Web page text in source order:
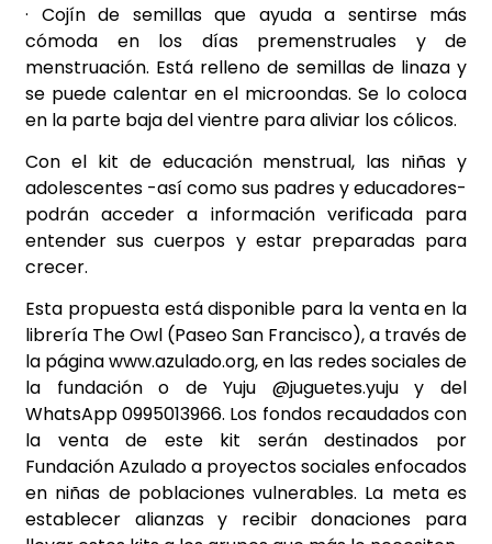
· Cojín de semillas que ayuda a sentirse más
cómoda en los días premenstruales y de
menstruación. Está relleno de semillas de linaza y
se puede calentar en el microondas. Se lo coloca
en la parte baja del vientre para aliviar los cólicos.
Con el kit de educación menstrual, las niñas y
adolescentes -así como sus padres y educadores-
podrán acceder a información verificada para
entender sus cuerpos y estar preparadas para
crecer.
Esta propuesta está disponible para la venta en la
librería The Owl (Paseo San Francisco), a través de
la página www.azulado.org, en las redes sociales de
la fundación o de Yuju @juguetes.yuju y del
WhatsApp 0995013966. Los fondos recaudados con
la venta de este kit serán destinados por
Fundación Azulado a proyectos sociales enfocados
en niñas de poblaciones vulnerables. La meta es
establecer alianzas y recibir donaciones para